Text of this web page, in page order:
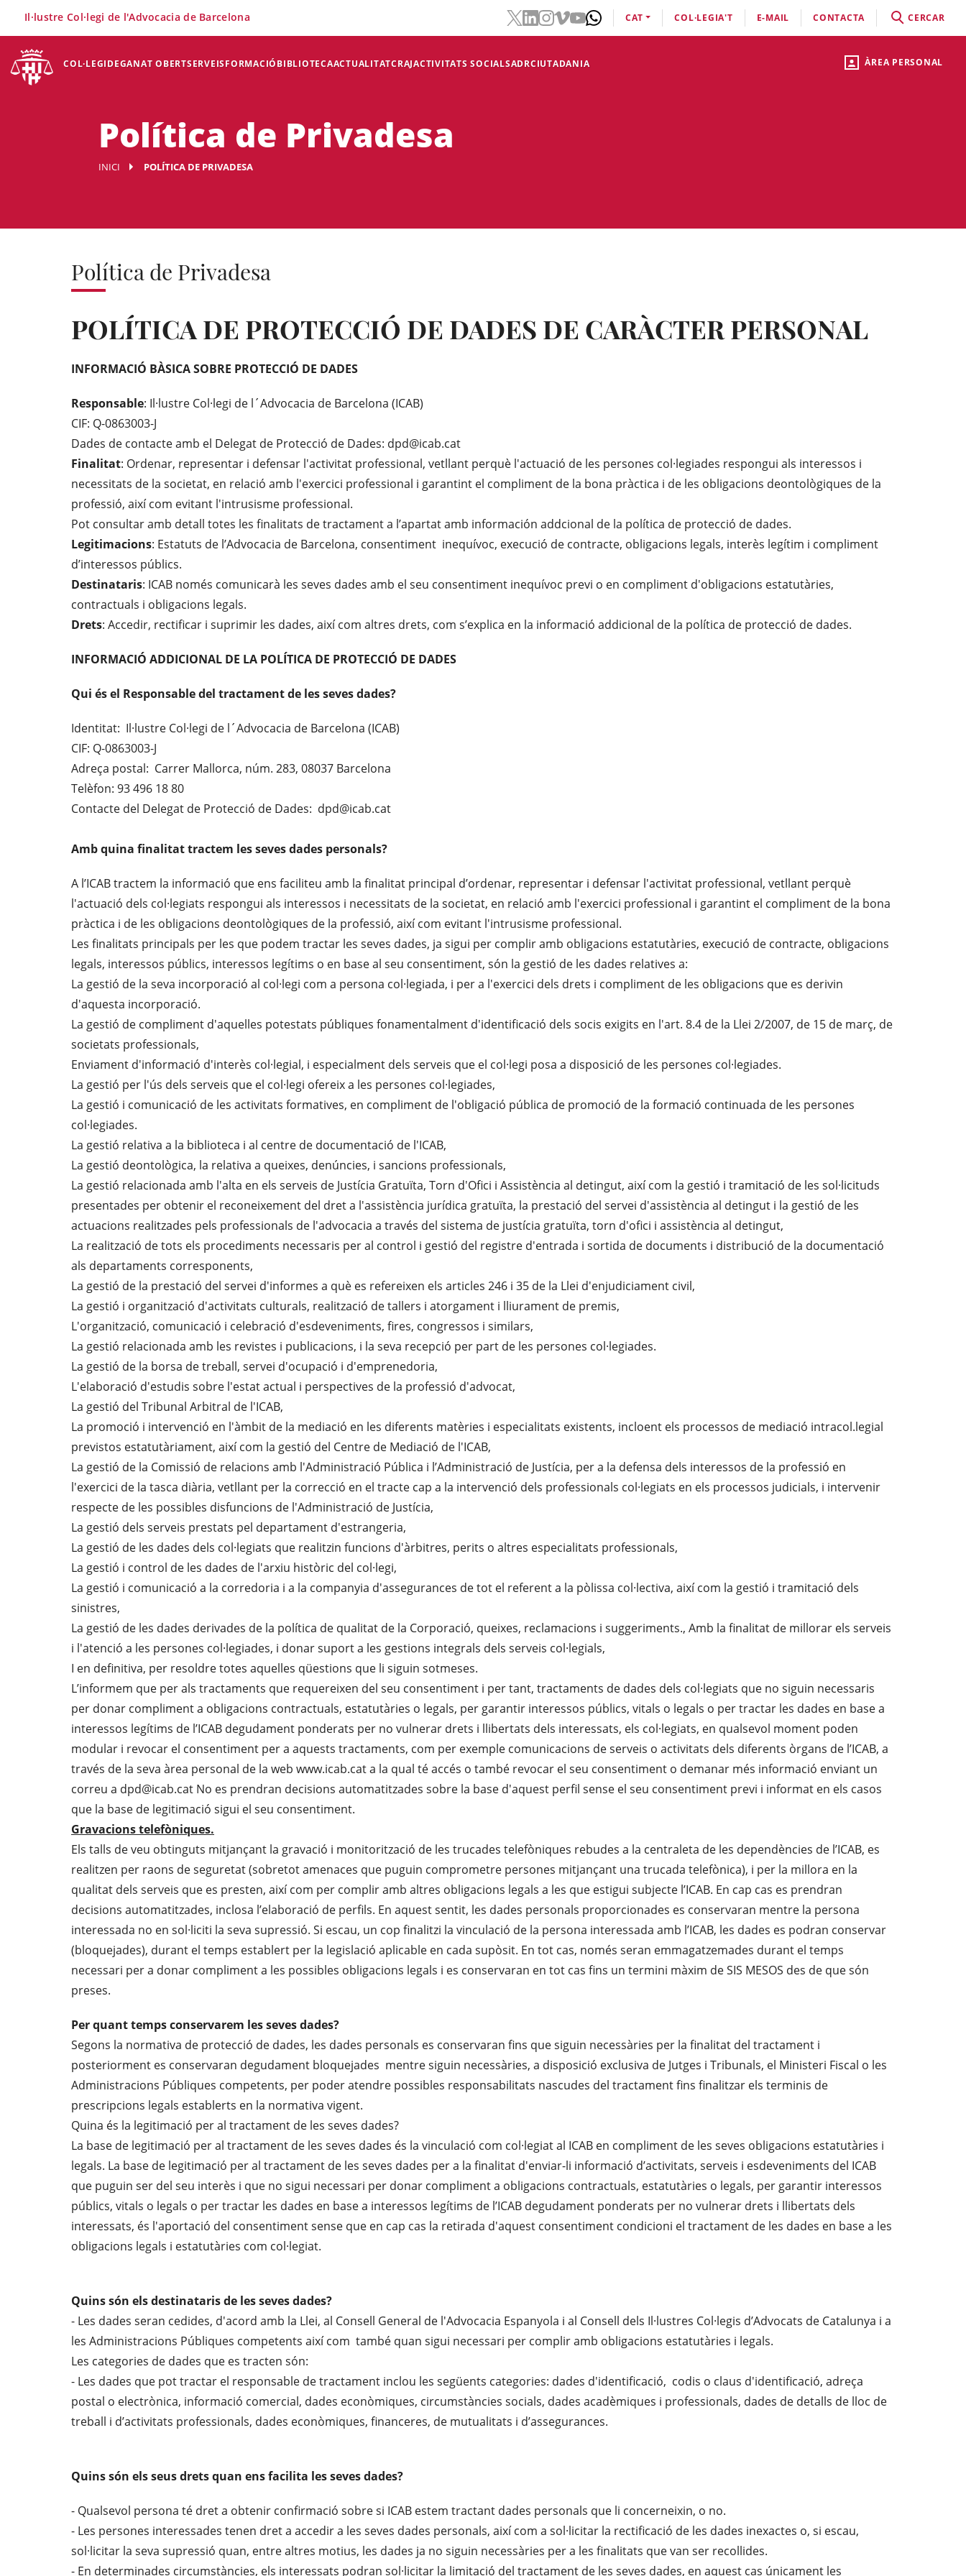
ÀREA PERSONAL
COL·LEGIDEGANAT OBERTSERVEISFORMACIÓBIBLIOTECAACTUALITATCRAJACTIVITATS SOCIALSADRCIUTADANIA
Il·lustre Col·legi de l'Advocacia de Barcelona CAT COL·LEGIA'T E-MAIL CONTACTA CERCAR
Política de Privadesa
INICI POLÍTICA DE PRIVADESA
Política de Privadesa
POLÍTICA DE PROTECCIÓ DE DADES DE CARÀCTER PERSONAL
INFORMACIÓ BÀSICA SOBRE PROTECCIÓ DE DADES
Responsable: Il·lustre Col·legi de l´Advocacia de Barcelona (ICAB)
CIF: Q-0863003-J
Dades de contacte amb el Delegat de Protecció de Dades: dpd@icab.cat
Finalitat: Ordenar, representar i defensar l'activitat professional, vetllant perquè l'actuació de les persones col·legiades respongui als interessos i
necessitats de la societat, en relació amb l'exercici professional i garantint el compliment de la bona pràctica i de les obligacions deontològiques de la
professió, així com evitant l'intrusisme professional.
Pot consultar amb detall totes les finalitats de tractament a l’apartat amb información addcional de la política de protecció de dades.
Legitimacions: Estatuts de l’Advocacia de Barcelona, consentiment inequívoc, execució de contracte, obligacions legals, interès legítim i compliment
d’interessos públics.
Destinataris: ICAB només comunicarà les seves dades amb el seu consentiment inequívoc previ o en compliment d'obligacions estatutàries,
contractuals i obligacions legals.
Drets: Accedir, rectificar i suprimir les dades, així com altres drets, com s’explica en la informació addicional de la política de protecció de dades.
INFORMACIÓ ADDICIONAL DE LA POLÍTICA DE PROTECCIÓ DE DADES
Qui és el Responsable del tractament de les seves dades?
Identitat: Il·lustre Col·legi de l´Advocacia de Barcelona (ICAB)
CIF: Q-0863003-J
Adreça postal: Carrer Mallorca, núm. 283, 08037 Barcelona
Telèfon: 93 496 18 80
Contacte del Delegat de Protecció de Dades: dpd@icab.cat
Amb quina finalitat tractem les seves dades personals?
A l’ICAB tractem la informació que ens faciliteu amb la finalitat principal d’ordenar, representar i defensar l'activitat professional, vetllant perquè
l'actuació dels col·legiats respongui als interessos i necessitats de la societat, en relació amb l'exercici professional i garantint el compliment de la bona
pràctica i de les obligacions deontològiques de la professió, així com evitant l'intrusisme professional.
Les finalitats principals per les que podem tractar les seves dades, ja sigui per complir amb obligacions estatutàries, execució de contracte, obligacions
legals, interessos públics, interessos legítims o en base al seu consentiment, són la gestió de les dades relatives a:
La gestió de la seva incorporació al col·legi com a persona col·legiada, i per a l'exercici dels drets i compliment de les obligacions que es derivin
d'aquesta incorporació.
La gestió de compliment d'aquelles potestats públiques fonamentalment d'identificació dels socis exigits en l'art. 8.4 de la Llei 2/2007, de 15 de març, de
societats professionals,
Enviament d'informació d'interès col·legial, i especialment dels serveis que el col·legi posa a disposició de les persones col·legiades.
La gestió per l'ús dels serveis que el col·legi ofereix a les persones col·legiades,
La gestió i comunicació de les activitats formatives, en compliment de l'obligació pública de promoció de la formació continuada de les persones
col·legiades.
La gestió relativa a la biblioteca i al centre de documentació de l'ICAB,
La gestió deontològica, la relativa a queixes, denúncies, i sancions professionals,
La gestió relacionada amb l'alta en els serveis de Justícia Gratuïta, Torn d'Ofici i Assistència al detingut, així com la gestió i tramitació de les sol·licituds
presentades per obtenir el reconeixement del dret a l'assistència jurídica gratuïta, la prestació del servei d'assistència al detingut i la gestió de les
actuacions realitzades pels professionals de l'advocacia a través del sistema de justícia gratuïta, torn d'ofici i assistència al detingut,
La realització de tots els procediments necessaris per al control i gestió del registre d'entrada i sortida de documents i distribució de la documentació
als departaments corresponents,
La gestió de la prestació del servei d'informes a què es refereixen els articles 246 i 35 de la Llei d'enjudiciament civil,
La gestió i organització d'activitats culturals, realització de tallers i atorgament i lliurament de premis,
L'organització, comunicació i celebració d'esdeveniments, fires, congressos i similars,
La gestió relacionada amb les revistes i publicacions, i la seva recepció per part de les persones col·legiades.
La gestió de la borsa de treball, servei d'ocupació i d'emprenedoria,
L'elaboració d'estudis sobre l'estat actual i perspectives de la professió d'advocat,
La gestió del Tribunal Arbitral de l'ICAB,
La promoció i intervenció en l'àmbit de la mediació en les diferents matèries i especialitats existents, incloent els processos de mediació intracol.legial
previstos estatutàriament, així com la gestió del Centre de Mediació de l'ICAB,
La gestió de la Comissió de relacions amb l'Administració Pública i l’Administració de Justícia, per a la defensa dels interessos de la professió en
l'exercici de la tasca diària, vetllant per la correcció en el tracte cap a la intervenció dels professionals col·legiats en els processos judicials, i intervenir
respecte de les possibles disfuncions de l'Administració de Justícia,
La gestió dels serveis prestats pel departament d'estrangeria,
La gestió de les dades dels col·legiats que realitzin funcions d'àrbitres, perits o altres especialitats professionals,
La gestió i control de les dades de l'arxiu històric del col·legi,
La gestió i comunicació a la corredoria i a la companyia d'assegurances de tot el referent a la pòlissa col·lectiva, així com la gestió i tramitació dels
sinistres,
La gestió de les dades derivades de la política de qualitat de la Corporació, queixes, reclamacions i suggeriments., Amb la finalitat de millorar els serveis
i l'atenció a les persones col·legiades, i donar suport a les gestions integrals dels serveis col·legials,
I en definitiva, per resoldre totes aquelles qüestions que li siguin sotmeses.
L’informem que per als tractaments que requereixen del seu consentiment i per tant, tractaments de dades dels col·legiats que no siguin necessaris
per donar compliment a obligacions contractuals, estatutàries o legals, per garantir interessos públics, vitals o legals o per tractar les dades en base a
interessos legítims de l’ICAB degudament ponderats per no vulnerar drets i llibertats dels interessats, els col·legiats, en qualsevol moment poden
modular i revocar el consentiment per a aquests tractaments, com per exemple comunicacions de serveis o activitats dels diferents òrgans de l’ICAB, a
través de la seva àrea personal de la web www.icab.cat a la qual té accés o també revocar el seu consentiment o demanar més informació enviant un
correu a dpd@icab.cat No es prendran decisions automatitzades sobre la base d'aquest perfil sense el seu consentiment previ i informat en els casos
que la base de legitimació sigui el seu consentiment.
Gravacions telefòniques.
Els talls de veu obtinguts mitjançant la gravació i monitorització de les trucades telefòniques rebudes a la centraleta de les dependències de l’ICAB, es
realitzen per raons de seguretat (sobretot amenaces que puguin comprometre persones mitjançant una trucada telefònica), i per la millora en la
qualitat dels serveis que es presten, així com per complir amb altres obligacions legals a les que estigui subjecte l’ICAB. En cap cas es prendran
decisions automatitzades, inclosa l’elaboració de perfils. En aquest sentit, les dades personals proporcionades es conservaran mentre la persona
interessada no en sol·liciti la seva supressió. Si escau, un cop finalitzi la vinculació de la persona interessada amb l’ICAB, les dades es podran conservar
(bloquejades), durant el temps establert per la legislació aplicable en cada supòsit. En tot cas, només seran emmagatzemades durant el temps
necessari per a donar compliment a les possibles obligacions legals i es conservaran en tot cas fins un termini màxim de SIS MESOS des de que són
preses.
Per quant temps conservarem les seves dades?
Segons la normativa de protecció de dades, les dades personals es conservaran fins que siguin necessàries per la finalitat del tractament i
posteriorment es conservaran degudament bloquejades mentre siguin necessàries, a disposició exclusiva de Jutges i Tribunals, el Ministeri Fiscal o les
Administracions Públiques competents, per poder atendre possibles responsabilitats nascudes del tractament fins finalitzar els terminis de
prescripcions legals establerts en la normativa vigent.
Quina és la legitimació per al tractament de les seves dades?
La base de legitimació per al tractament de les seves dades és la vinculació com col·legiat al ICAB en compliment de les seves obligacions estatutàries i
legals. La base de legitimació per al tractament de les seves dades per a la finalitat d'enviar-li informació d’activitats, serveis i esdeveniments del ICAB
que puguin ser del seu interès i que no sigui necessari per donar compliment a obligacions contractuals, estatutàries o legals, per garantir interessos
públics, vitals o legals o per tractar les dades en base a interessos legítims de l’ICAB degudament ponderats per no vulnerar drets i llibertats dels
interessats, és l'aportació del consentiment sense que en cap cas la retirada d'aquest consentiment condicioni el tractament de les dades en base a les
obligacions legals i estatutàries com col·legiat.
Quins són els destinataris de les seves dades?
- Les dades seran cedides, d'acord amb la Llei, al Consell General de l'Advocacia Espanyola i al Consell dels Il·lustres Col·legis d’Advocats de Catalunya i a
les Administracions Públiques competents així com també quan sigui necessari per complir amb obligacions estatutàries i legals.
Les categories de dades que es tracten són:
- Les dades que pot tractar el responsable de tractament inclou les següents categories: dades d'identificació, codis o claus d'identificació, adreça
postal o electrònica, informació comercial, dades econòmiques, circumstàncies socials, dades acadèmiques i professionals, dades de detalls de lloc de
treball i d’activitats professionals, dades econòmiques, financeres, de mutualitats i d’assegurances.
Quins són els seus drets quan ens facilita les seves dades?
- Qualsevol persona té dret a obtenir confirmació sobre si ICAB estem tractant dades personals que li concerneixin, o no.
- Les persones interessades tenen dret a accedir a les seves dades personals, així com a sol·licitar la rectificació de les dades inexactes o, si escau,
sol·licitar la seva supressió quan, entre altres motius, les dades ja no siguin necessàries per a les finalitats que van ser recollides.
- En determinades circumstàncies, els interessats podran sol·licitar la limitació del tractament de les seves dades, en aquest cas únicament les